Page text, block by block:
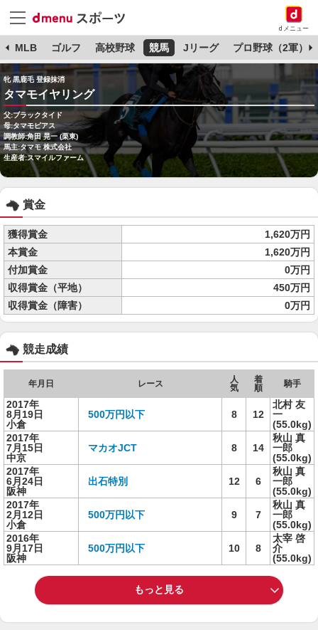
dメニュー
MLB ゴルフ 高校野球 競馬 Jリーグ プロ野球（2軍）
牝 黒鹿毛 登録抹消
タマモイヤリング
父:ブラックタイド
母:タマモピアス
調教師:角田 晃一 (栗東)
馬主:タマモ 株式会社
生産者:スマイルファーム
賞金
獲得賞金
1,620万円
本賞金
1,620万円
付加賞金
0万円
収得賞金（平地）
450万円
収得賞金（障害）
0万円
競走成績
年月日 レース
人
気
着
順
騎手
2017年
8月19日
小倉
500万円以下 8 12
北村 友
一
(55.0kg)
2017年
7月15日
中京
マカオJCT 8 14
秋山 真
一郎
(55.0kg)
2017年
6月24日
阪神
出石特別 12 6
秋山 真
一郎
(55.0kg)
2017年
2月12日
小倉
500万円以下 9 7
秋山 真
一郎
(55.0kg)
2016年
9月17日
阪神
500万円以下 10 8
太宰 啓
介
(55.0kg)
もっと見る